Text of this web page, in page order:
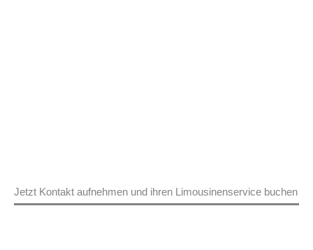
Jetzt Kontakt aufnehmen und ihren Limousinenservice buchen